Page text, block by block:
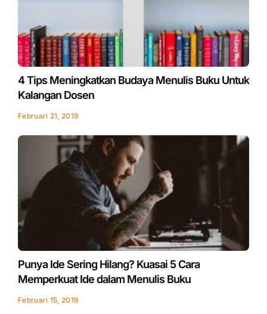
4 Tips Meningkatkan Budaya Menulis Buku Untuk
Kalangan Dosen
Februari 21, 2019
Punya Ide Sering Hilang? Kuasai 5 Cara
Memperkuat Ide dalam Menulis Buku
Februari 15, 2019